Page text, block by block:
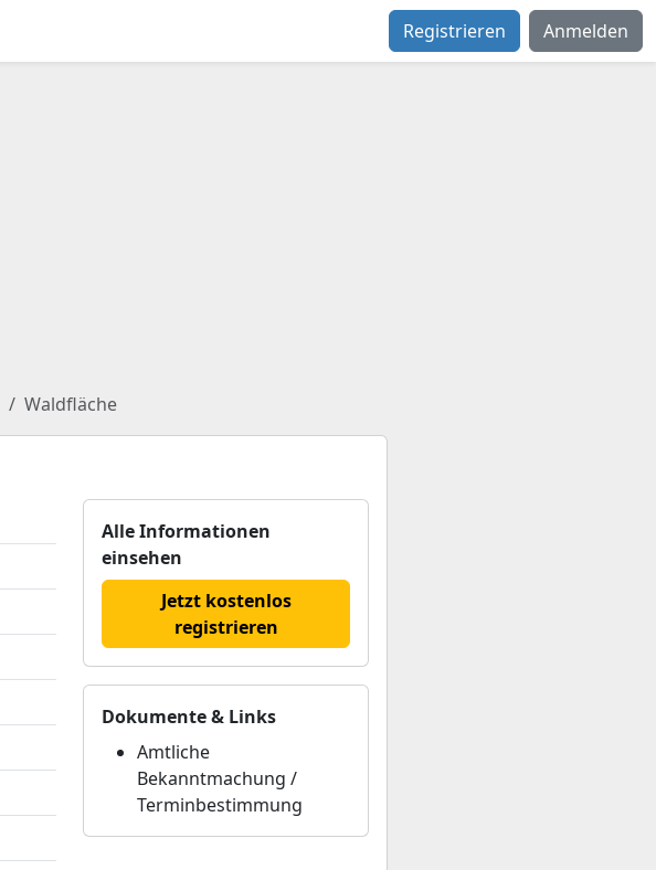
Registrieren Anmelden
Waldfläche
Alle Informationen
einsehen
Jetzt kostenlos
registrieren
Dokumente & Links
Amtliche
Bekanntmachung /
Terminbestimmung